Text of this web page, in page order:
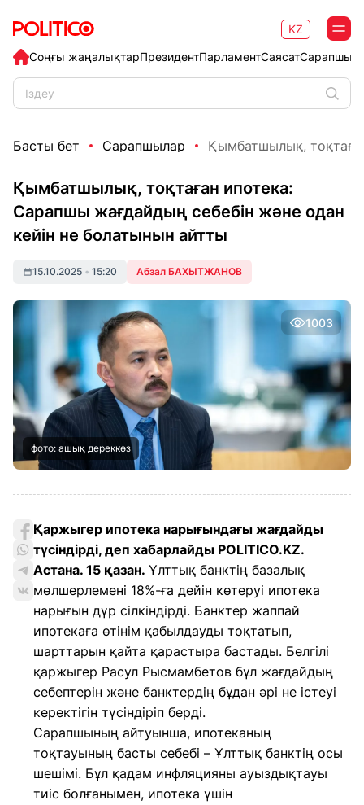
Соңғы жаңалықтарПрезидентПарламентСаясат
KZ
Басты бет Сарапшылар Қымбатшылық,
Қымбатшылық, тоқтаған ипотека:
Сарапшы жағдайдың себебін және одан
кейін не болатынын айтты
15.10.2025 • 15:20 Абзал БАХЫТЖАНОВ
1003
фото: ашық дереккөз
Қаржыгер ипотека нарығындағы жағдайды
түсіндірді, деп хабарлайды POLITICO.KZ.
Астана. 15 қазан. Ұлттық банктің базалық
мөлшерлемені 18%-ға дейін көтеруі ипотека
нарығын дүр сілкіндірді. Банктер жаппай
ипотекаға өтінім қабылдауды тоқтатып,
шарттарын қайта қарастыра бастады. Белгілі
қаржыгер Расул Рысмамбетов бұл жағдайдың
себептерін және банктердің бұдан әрі не істеуі
керектігін түсіндіріп берді.
Сарапшының айтуынша, ипотеканың
тоқтауының басты себебі – Ұлттық банктің осы
шешімі. Бұл қадам инфляцияны ауыздықтауы
тиіс болғанымен, ипотека үшін